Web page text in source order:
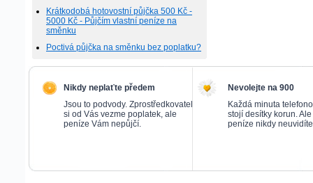
Krátkodobá hotovostní půjčka 500 Kč -
5000 Kč - Půjčím vlastní peníze na
směnku
Poctivá půjčka na směnku bez poplatku?
Nikdy neplaťte předem
Jsou to podvody. Zprostředkovatel
si od Vás vezme poplatek, ale
peníze Vám nepůjčí.
Nevolejte na 900
Každá minuta
stojí desítky korun.
peníze nikdy